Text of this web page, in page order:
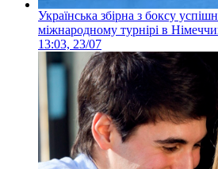
Українська збірна з боксу
міжнародному турнірі в
13:03, 23/07